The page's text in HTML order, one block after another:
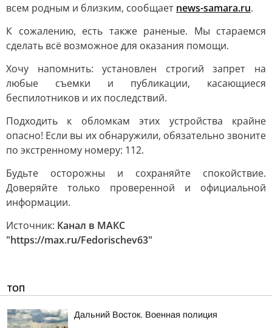
всем родным и близким, сообщает news-samara.ru.
К сожалению, есть также раненые. Мы стараемся
сделать всё возможное для оказания помощи.
Хочу напомнить: установлен строгий запрет на
любые съемки и публикации, касающиеся
беспилотников и их последствий.
Подходить к обломкам этих устройства крайне
опасно! Если вы их обнаружили, обязательно звоните
по экстренному номеру: 112.
Будьте осторожны и сохраняйте спокойствие.
Доверяйте только проверенной и официальной
информации.
Источник: Канал в МАКС
"https://max.ru/Fedorischev63"
ТОП
Дальний Восток. Военная полиция